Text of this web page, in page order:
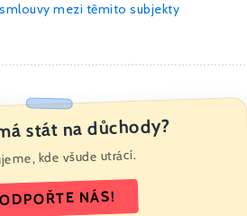
mezi těmito subjekty
stát na důchody?
kde všude utrácí.
NÁS!